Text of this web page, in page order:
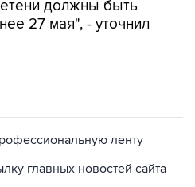
должны быть
27 мая", - уточнил
ленту
главных новостей сайта